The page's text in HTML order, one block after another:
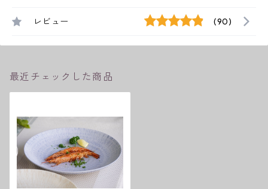
レビュー (90)
最近チェックした商品